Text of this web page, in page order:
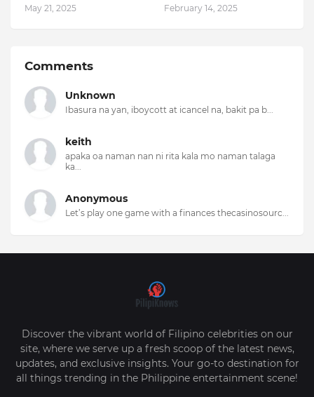
May 21, 2025 February 14, 2025
Comments
Unknown
Ibasura na yan, iboycott at icancel na, bakit pa b...
keith
apaka oa naman nan ni rita kala mo naman talaga
ka...
Anonymous
Let’s play one game with a finances thecasinosourc...
Discover the vibrant world of Filipino celebrities on our
site, where we serve up a fresh scoop of the latest news,
updates, and exclusive insights. Your go-to destination for
all things trending in the Philippine entertainment scene!